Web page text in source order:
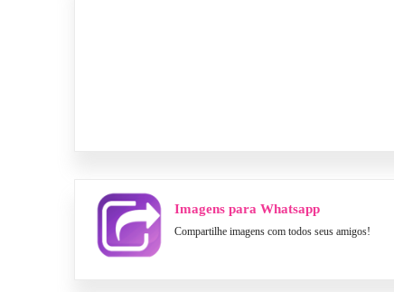
Imagens para Whatsapp
Compartilhe imagens com todos seus amigos!